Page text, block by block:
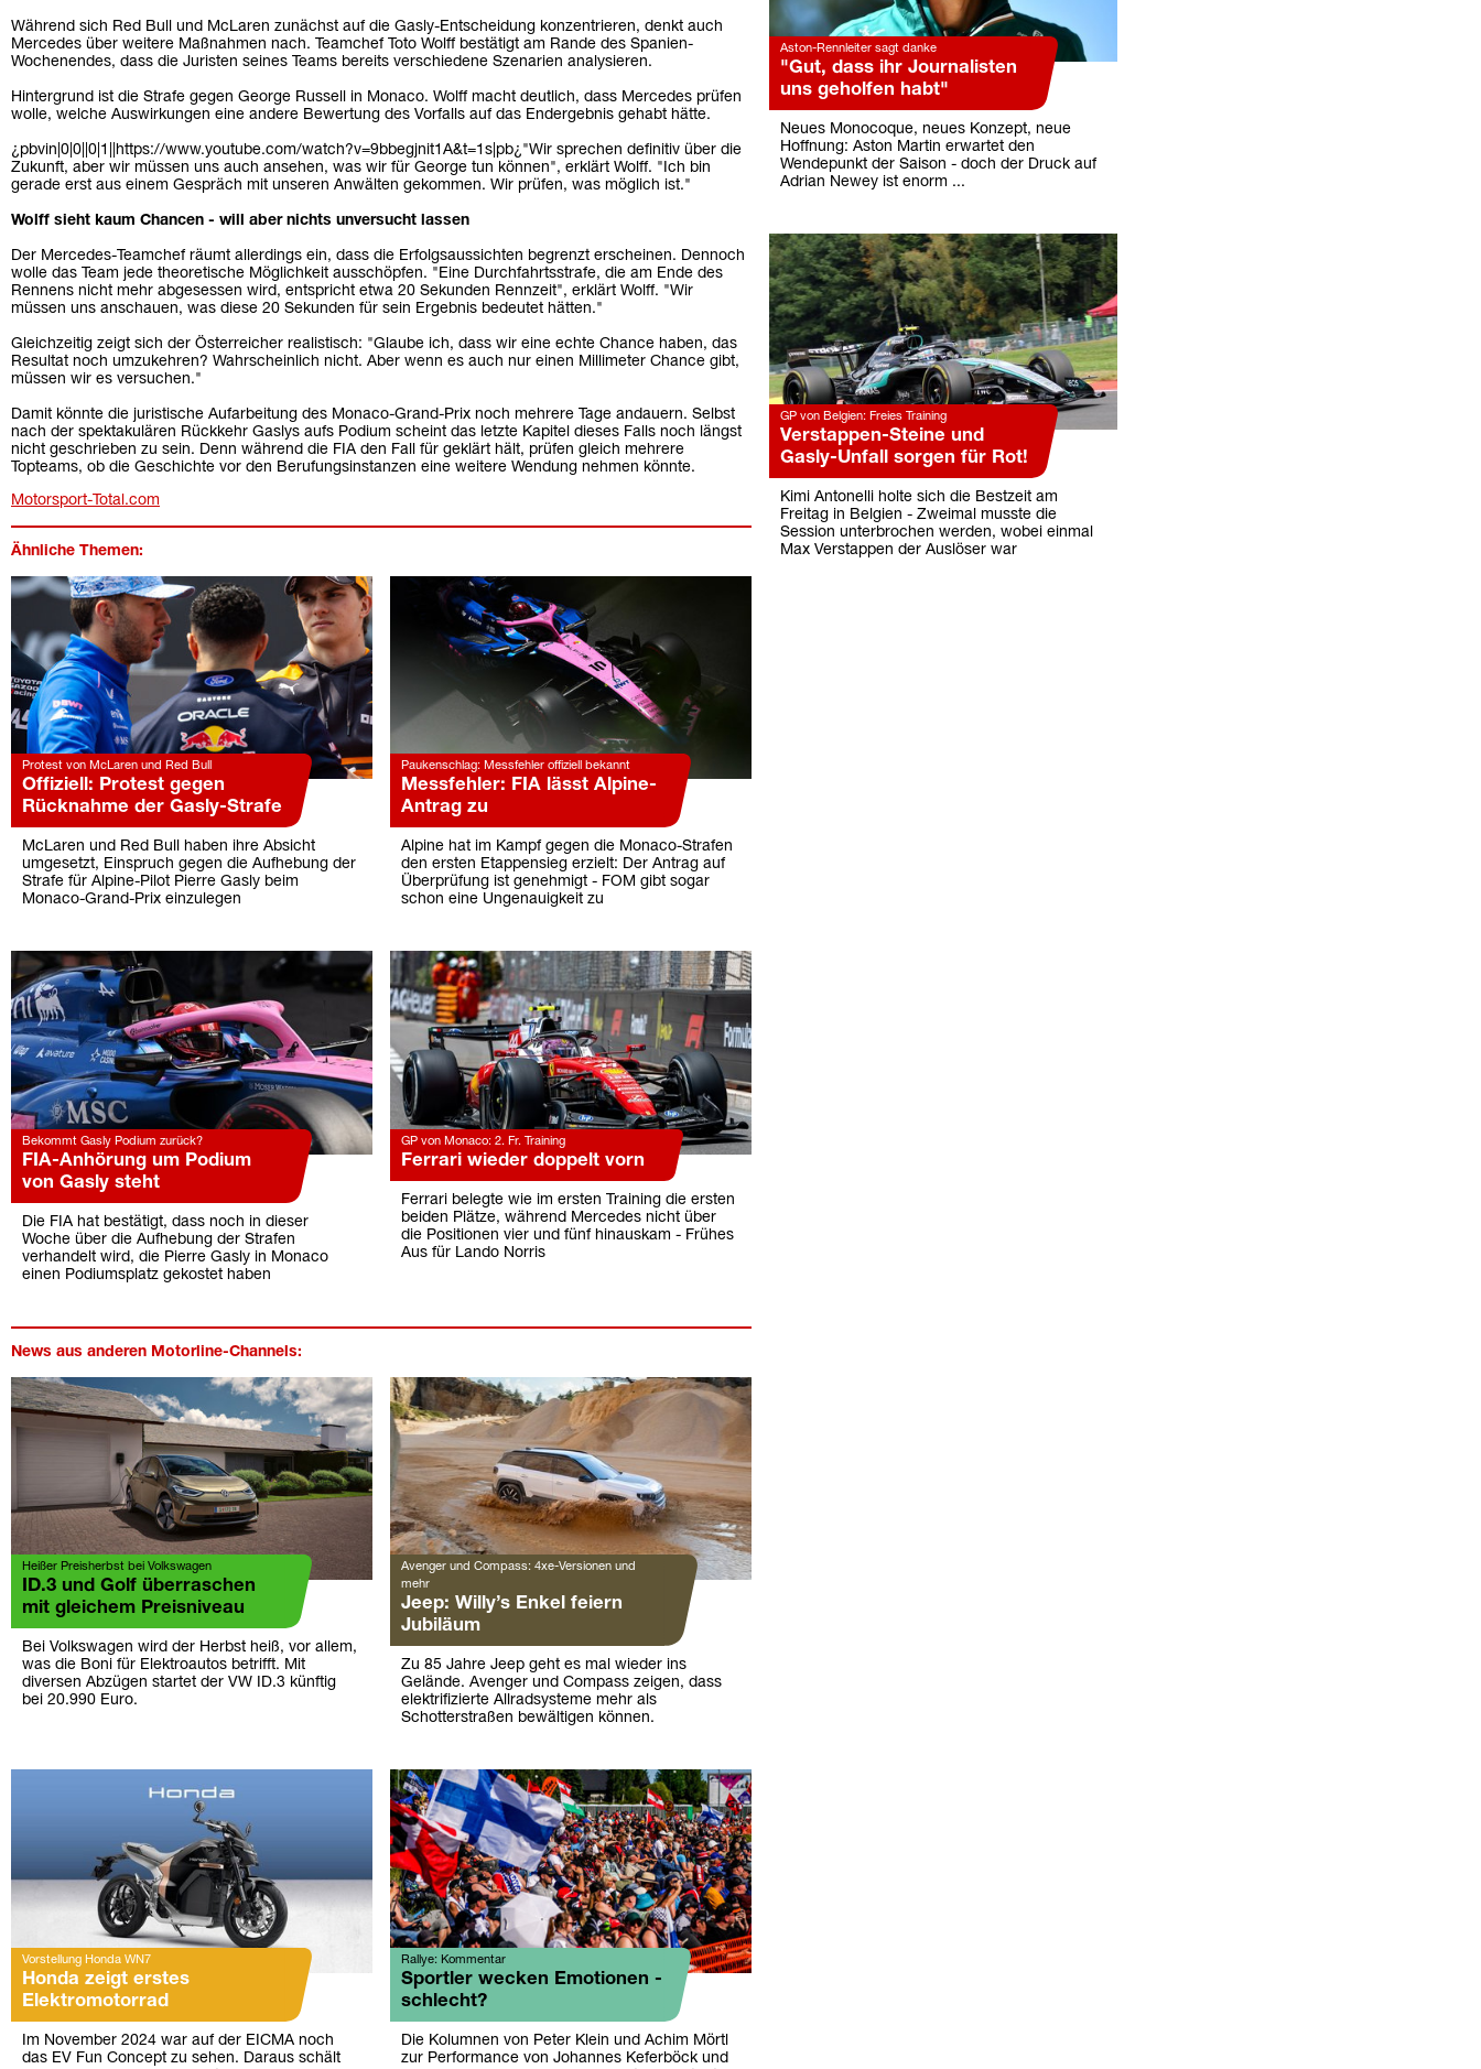
Während sich Red Bull und McLaren zunächst auf die Gasly-Entscheidung konzentrieren, denkt auch
Mercedes über weitere Maßnahmen nach. Teamchef Toto Wolff bestätigt am Rande des Spanien-
Wochenendes, dass die Juristen seines Teams bereits verschiedene Szenarien analysieren.
Hintergrund ist die Strafe gegen George Russell in Monaco. Wolff macht deutlich, dass Mercedes prüfen
wolle, welche Auswirkungen eine andere Bewertung des Vorfalls auf das Endergebnis gehabt hätte.
¿pbvin|0|0||0|1||https://www.youtube.com/watch?v=9bbegjnit1A&t=1s|pb¿"Wir sprechen definitiv über die
Zukunft, aber wir müssen uns auch ansehen, was wir für George tun können", erklärt Wolff. "Ich bin
gerade erst aus einem Gespräch mit unseren Anwälten gekommen. Wir prüfen, was möglich ist."
Wolff sieht kaum Chancen - will aber nichts unversucht lassen
Der Mercedes-Teamchef räumt allerdings ein, dass die Erfolgsaussichten begrenzt erscheinen. Dennoch
wolle das Team jede theoretische Möglichkeit ausschöpfen. "Eine Durchfahrtsstrafe, die am Ende des
Rennens nicht mehr abgesessen wird, entspricht etwa 20 Sekunden Rennzeit", erklärt Wolff. "Wir
müssen uns anschauen, was diese 20 Sekunden für sein Ergebnis bedeutet hätten."
Gleichzeitig zeigt sich der Österreicher realistisch: "Glaube ich, dass wir eine echte Chance haben, das
Resultat noch umzukehren? Wahrscheinlich nicht. Aber wenn es auch nur einen Millimeter Chance gibt,
müssen wir es versuchen."
Damit könnte die juristische Aufarbeitung des Monaco-Grand-Prix noch mehrere Tage andauern. Selbst
nach der spektakulären Rückkehr Gaslys aufs Podium scheint das letzte Kapitel dieses Falls noch längst
nicht geschrieben zu sein. Denn während die FIA den Fall für geklärt hält, prüfen gleich mehrere
Topteams, ob die Geschichte vor den Berufungsinstanzen eine weitere Wendung nehmen könnte.
Motorsport-Total.com
Ähnliche Themen:
Protest von McLaren und Red Bull
Offiziell: Protest gegen
Rücknahme der Gasly-Strafe
McLaren und Red Bull haben ihre Absicht
umgesetzt, Einspruch gegen die Aufhebung der
Strafe für Alpine-Pilot Pierre Gasly beim
Monaco-Grand-Prix einzulegen
Paukenschlag: Messfehler offiziell bekannt
Messfehler: FIA lässt Alpine-
Antrag zu
Alpine hat im Kampf gegen die Monaco-Strafen
den ersten Etappensieg erzielt: Der Antrag auf
Überprüfung ist genehmigt - FOM gibt sogar
schon eine Ungenauigkeit zu
Bekommt Gasly Podium zurück?
FIA-Anhörung um Podium
von Gasly steht
Die FIA hat bestätigt, dass noch in dieser
Woche über die Aufhebung der Strafen
verhandelt wird, die Pierre Gasly in Monaco
einen Podiumsplatz gekostet haben
GP von Monaco: 2. Fr. Training
Ferrari wieder doppelt vorn
Ferrari belegte wie im ersten Training die ersten
beiden Plätze, während Mercedes nicht über
die Positionen vier und fünf hinauskam - Frühes
Aus für Lando Norris
News aus anderen Motorline-Channels:
Heißer Preisherbst bei Volkswagen
ID.3 und Golf überraschen
mit gleichem Preisniveau
Bei Volkswagen wird der Herbst heiß, vor allem,
was die Boni für Elektroautos betrifft. Mit
diversen Abzügen startet der VW ID.3 künftig
bei 20.990 Euro.
Avenger und Compass: 4xe-Versionen und
mehr
Jeep: Willy’s Enkel feiern
Jubiläum
Zu 85 Jahre Jeep geht es mal wieder ins
Gelände. Avenger und Compass zeigen, dass
elektrifizierte Allradsysteme mehr als
Schotterstraßen bewältigen können.
Vorstellung Honda WN7
Honda zeigt erstes
Elektromotorrad
Im November 2024 war auf der EICMA noch
das EV Fun Concept zu sehen. Daraus schält
Rallye: Kommentar
Sportler wecken Emotionen -
schlecht?
Die Kolumnen von Peter Klein und Achim Mörtl
zur Performance von Johannes Keferböck und
Aston-Rennleiter sagt danke
"Gut, dass ihr Journalisten
uns geholfen habt"
Neues Monocoque, neues Konzept, neue
Hoffnung: Aston Martin erwartet den
Wendepunkt der Saison - doch der Druck auf
Adrian Newey ist enorm ...
GP von Belgien: Freies Training
Verstappen-Steine und
Gasly-Unfall sorgen für Rot!
Kimi Antonelli holte sich die Bestzeit am
Freitag in Belgien - Zweimal musste die
Session unterbrochen werden, wobei einmal
Max Verstappen der Auslöser war